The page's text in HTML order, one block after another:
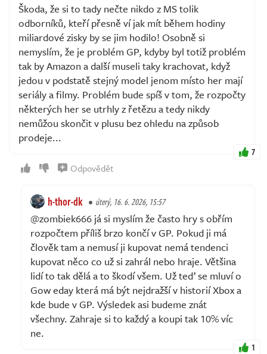
Škoda, že si to tady nečte nikdo z MS tolik
odborníků, kteří přesně ví jak mít během hodiny
miliardové zisky by se jim hodilo! Osobně si
nemyslím, že je problém GP, kdyby byl totiž problém
tak by Amazon a další museli taky krachovat, když
jedou v podstatě stejný model jenom místo her mají
seriály a filmy. Problém bude spíš v tom, že rozpočty
některých her se utrhly z řetězu a tedy nikdy
nemůžou skončit v plusu bez ohledu na způsob
prodeje...
7
Odpovědět
h-thor-dk úterý, 16. 6. 2026, 15:57
@zombiek666 já si myslím že často hry s obřím
rozpočtem příliš brzo končí v GP. Pokud ji má
člověk tam a nemusí ji kupovat nemá tendenci
kupovat něco co už si zahrál nebo hraje. Většina
lidí to tak dělá a to škodí všem. Už teď se mluví o
Gow eday která má být nejdražší v historií Xbox a
kde bude v GP. Výsledek asi budeme znát
všechny. Zahraje si to každý a koupi tak 10% víc
ne.
1